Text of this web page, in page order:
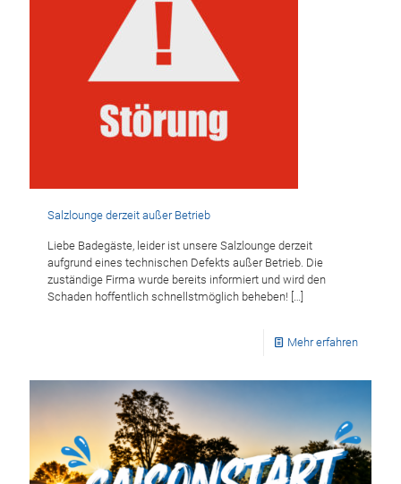
Salzlounge derzeit außer Betrieb
Liebe Badegäste, leider ist unsere Salzlounge derzeit
aufgrund eines technischen Defekts außer Betrieb. Die
zuständige Firma wurde bereits informiert und wird den
Schaden hoffentlich schnellstmöglich beheben! […]
Mehr erfahren